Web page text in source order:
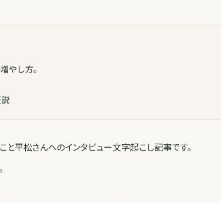
やし方。
と平松さんへのインタビュー文字起こし記事です。